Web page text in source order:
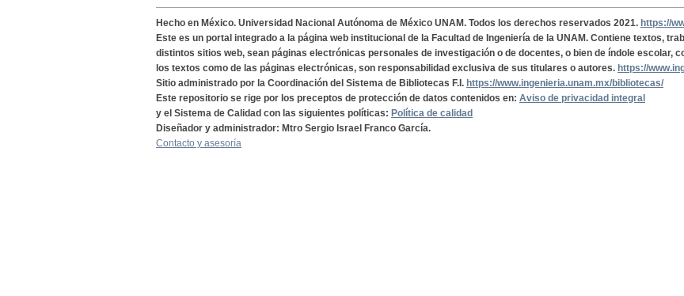
Hecho en México. Universidad Nacional Autónoma de México UNAM. Todos los derechos reservados 2021. https://
Este es un portal integrado a la página web institucional de la Facultad de Ingeniería de la UNAM. Contiene textos,
distintos sitios web, sean páginas electrónicas personales de investigación o de docentes, o bien de índole escolar,
los textos como de las páginas electrónicas, son responsabilidad exclusiva de sus titulares o autores. https://
Sitio administrado por la Coordinación del Sistema de Bibliotecas F.I. https://www.ingenieria.unam.mx/bibliotecas/
Este repositorio se rige por los preceptos de protección de datos contenidos en: Aviso de privacidad integral
y el Sistema de Calidad con las siguientes políticas: Política de calidad
Diseñador y administrador: Mtro Sergio Israel Franco García.
Contacto y asesoría